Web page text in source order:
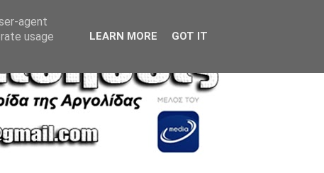
agent
usage
LEARN MORE GOT IT